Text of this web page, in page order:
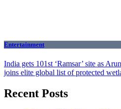
Entertainment
India gets 101st ‘Ramsar’ site as
joins elite global list of protected
Recent Posts